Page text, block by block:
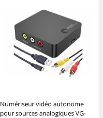
Numériseur vidéo autonome
pour sources analogiques VG-